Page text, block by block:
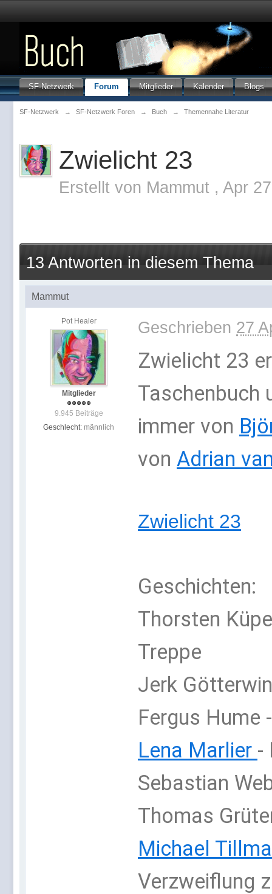
SF-Netzwerk Forum Mitglieder Kalender Blogs
SF-Netzwerk → SF-Netzwerk Foren → Buch → Themennahe Literatur
Zwielicht 23
Erstellt von Mammut , Apr
13 Antworten in diesem Thema
Mammut
Pot Healer
Mitglieder
9.945 Beiträge
Geschlecht: männlich
Geschrieben 27
Zwielicht 23
Taschenbuch
immer von
von Adrian
Zwielicht 23
Geschichten:
Thorsten
Treppe
Jerk
Fergus Hume
Lena Marlier -
Sebastian
Thomas
Michael
Verzweiflung